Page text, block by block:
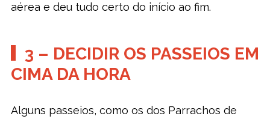
aérea e deu tudo certo do início ao fim.
3 – DECIDIR OS PASSEIOS EM
CIMA DA HORA
Alguns passeios, como os dos Parrachos de